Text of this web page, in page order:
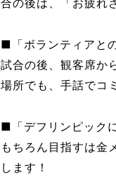
合の後は、「お疲れ
■「ボランティアと
試合の後、観客席か
場所でも、手話でコ
■「デフリンピック
もちろん目指すは金
します！